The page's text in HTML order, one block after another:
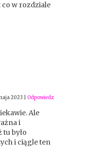
co w rozdziale
2023 Odpowiedz
Ale
i
było
i ciągle ten